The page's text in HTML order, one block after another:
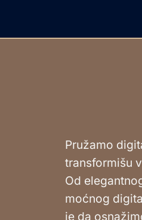
Pružamo
transformišu
Od
moćnog
je da